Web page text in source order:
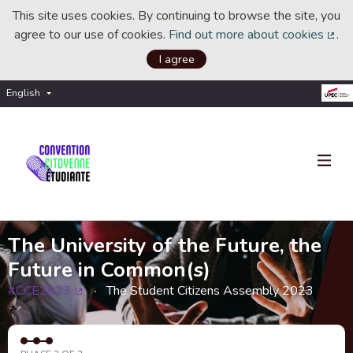
This site uses cookies. By continuing to browse the site, you
agree to our use of cookies. Find out more about cookies .
I agree
English Choisir la langue
The University of the Future, the
Future in Common(s)
#CCE2023
(External link)
The Student Citizens Assembly 2023